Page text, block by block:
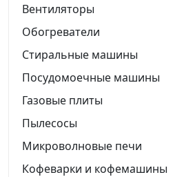
Вентиляторы
Обогреватели
Стиральные машины
Посудомоечные машины
Газовые плиты
Пылесосы
Микроволновые печи
Кофеварки и кофемашины